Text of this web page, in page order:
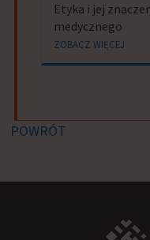
Etyka i jej
medycznego
ZOBACZ WIĘCEJ
POWRÓT